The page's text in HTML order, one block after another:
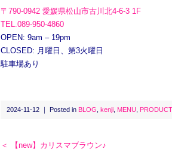
〒790-0942 愛媛県松山市古川北4-6-3 1F
TEL.089-950-4860
OPEN: 9am – 19pm
CLOSED: 月曜日、第3火曜日
駐車場あり
2024-11-12 ｜ Posted in BLOG kenji MENU
＜ 【new】カリスマブラウン♪